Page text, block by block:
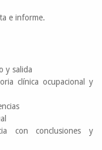
e informe.
y salida
clínica ocupacional y
con conclusiones y